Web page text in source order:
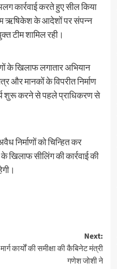
कार्रवाई करते हुए सील किया
ऋषिकेश के आदेशों पर संपन्न
टीम शामिल रही।
के खिलाफ लगातार अभियान
और मानकों के विपरीत निर्माण
शुरू करने से पहले प्राधिकरण से
निर्माणों को चिन्हित कर
खिलाफ सीलिंग की कार्रवाई की
Next:
कार्यों की समीक्षा की कैबिनेट मंत्री
गणेश जोशी ने